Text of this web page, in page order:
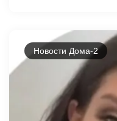
Новости Дома-2